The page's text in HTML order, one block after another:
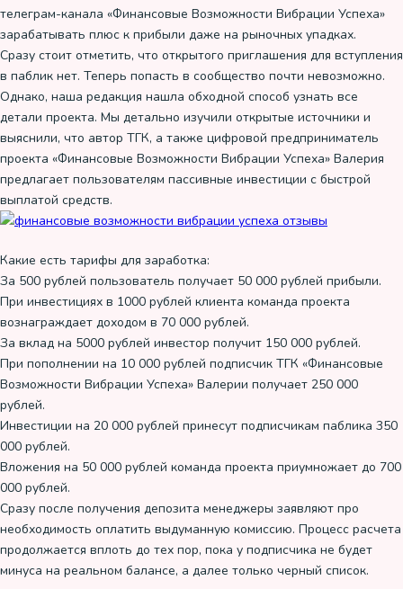
телеграм-канала «Финансовые Возможности Вибрации Успеха»
зарабатывать плюс к прибыли даже на рыночных упадках.
Сразу стоит отметить, что открытого приглашения для вступления
в паблик нет. Теперь попасть в сообщество почти невозможно.
Однако, наша редакция нашла обходной способ узнать все
детали проекта. Мы детально изучили открытые источники и
выяснили, что автор ТГК, а также цифровой предприниматель
проекта «Финансовые Возможности Вибрации Успеха» Валерия
предлагает пользователям пассивные инвестиции с быстрой
выплатой средств.
Какие есть тарифы для заработка:
За 500 рублей пользователь получает 50 000 рублей прибыли.
При инвестициях в 1000 рублей клиента команда проекта
вознаграждает доходом в 70 000 рублей.
За вклад на 5000 рублей инвестор получит 150 000 рублей.
При пополнении на 10 000 рублей подписчик ТГК «Финансовые
Возможности Вибрации Успеха» Валерии получает 250 000
рублей.
Инвестиции на 20 000 рублей принесут подписчикам паблика 350
000 рублей.
Вложения на 50 000 рублей команда проекта приумножает до 700
000 рублей.
Сразу после получения депозита менеджеры заявляют про
необходимость оплатить выдуманную комиссию. Процесс расчета
продолжается вплоть до тех пор, пока у подписчика не будет
минуса на реальном балансе, а далее только черный список.